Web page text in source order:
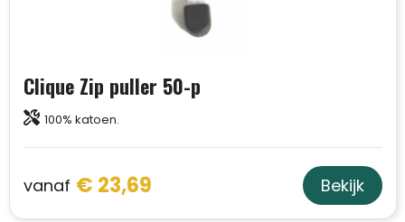
Clique Zip puller 50-p
100% katoen.
vanaf € 23,69 Bekijk